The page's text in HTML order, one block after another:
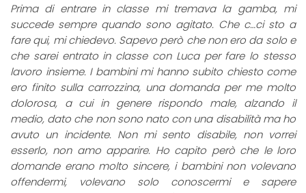
Prima di entrare in classe mi tremava la gamba, mi
succede sempre quando sono agitato. Che c…ci sto a
fare qui, mi chiedevo. Sapevo però che non ero da solo e
che sarei entrato in classe con Luca per fare lo stesso
lavoro insieme. I bambini mi hanno subito chiesto come
ero finito sulla carrozzina, una domanda per me molto
dolorosa, a cui in genere rispondo male, alzando il
medio, dato che non sono nato con una disabilità ma ho
avuto un incidente. Non mi sento disabile, non vorrei
esserlo, non amo apparire. Ho capito però che le loro
domande erano molto sincere, i bambini non volevano
offendermi, volevano solo conoscermi e sapere